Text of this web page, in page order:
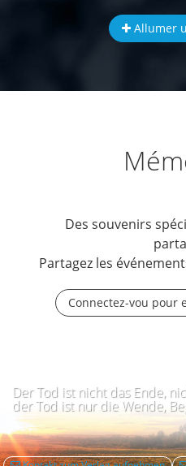
Allumer
Des souvenirs
Partagez les
Connectez-vou pour
Der Tod ist nicht das Ende,
der Tod ist nur die Wende,